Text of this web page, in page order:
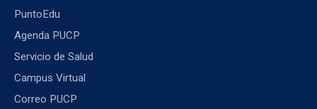
PuntoEdu
Agenda PUCP
Servicio de Salud
Campus Virtual
Correo PUCP